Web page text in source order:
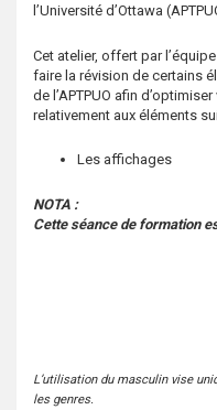
l’Université d’Ottawa
Cet atelier, offert par
faire la révision de certains
de l’APTPUO afin
relativement aux éléments
Les affichages
NOTA :
Cette séance de formation
L’utilisation du masculin vise
les genres.